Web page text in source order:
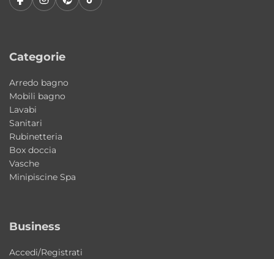
Caratteristiche principali
Design: Alessandro Paolelli
Installazione: appoggio o sospesa
Finitura interna: Bianco Lucido
Finitura esterna: Grafika 4
Profondità vasca interna: circa 19 cm
Utilizzo: bagno e lavanderia
60×50×h25 cm
Categorie
Arredo bagno
Mobili bagno
Lavabi
Sanitari
Rubinetteria
Box doccia
Vasche
Minipiscine Spa
Business
Accedi/Registrati